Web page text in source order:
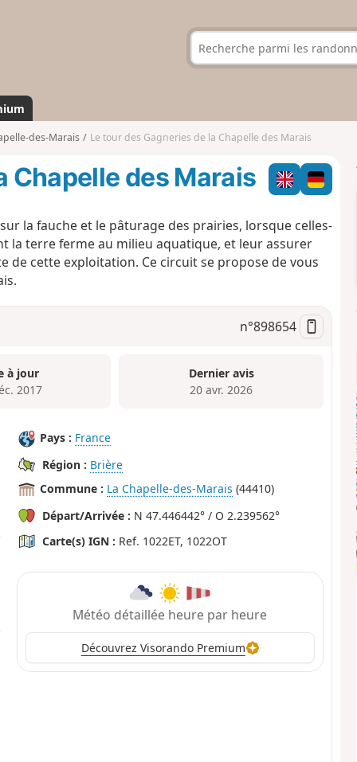
des-Marais Le tour des Gagneries de la Chapelle des Marais
Chapelle des Marais
la fauche et le pâturage des prairies, lorsque celles-
la terre ferme au milieu aquatique, et leur assurer
de cette exploitation. Ce circuit se propose de vous
n°898654
à jour
2017
Dernier avis
20 avr. 2026
Pays : France
Région : Brière
Commune : La Chapelle-des-Marais (44410)
Départ/Arrivée : N 47.446442° / O 2.239562°
Carte(s) IGN : Ref. 1022ET, 1022OT
Météo détaillée heure par heure
Découvrez Visorando Premium